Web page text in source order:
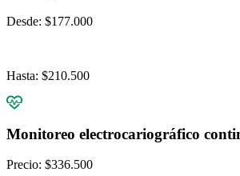
Desde: $177.000
Hasta: $210.500
Monitoreo electrocariográfico
Precio: $336.500